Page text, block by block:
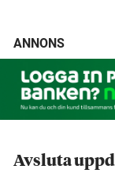
ANNONS
Avsluta